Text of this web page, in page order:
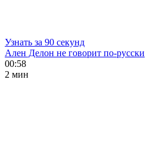
Узнать за 90 секунд
Ален Делон не говорит по-русски
00:58
2 мин